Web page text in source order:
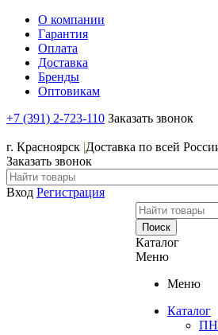
О компании
Гарантия
Оплата
Доставка
Бренды
Оптовикам
+7 (391) 2-723-110 Заказать звонок
г. Красноярск |Доставка по всей
Заказать звонок
Вход Регистрация
Каталог
Меню
Меню
Каталог